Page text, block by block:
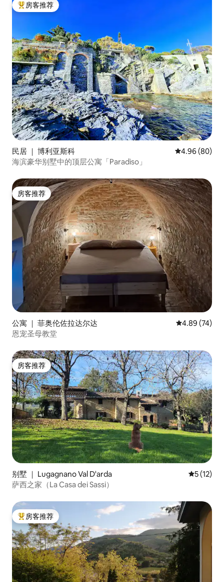
热门「房客推荐」
房客推荐
民居 ｜ 博利亚斯科 平均评分 4.96
4.96 (80)
海滨豪华别墅中的顶层公寓「Paradiso」
房客推荐
房客推荐
公寓 ｜ 菲奥伦佐拉达尔达 平均评分
4.89 (74)
恩宠圣母教堂
房客推荐
房客推荐
别墅 ｜ Lugagnano Val D'arda 平均评分
5 (12)
萨西之家（La Casa dei Sassi）
热门「房客推荐」
房客推荐